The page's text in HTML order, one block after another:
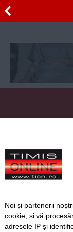
Noi și partenerii
cookie, și vă
adresele IP și